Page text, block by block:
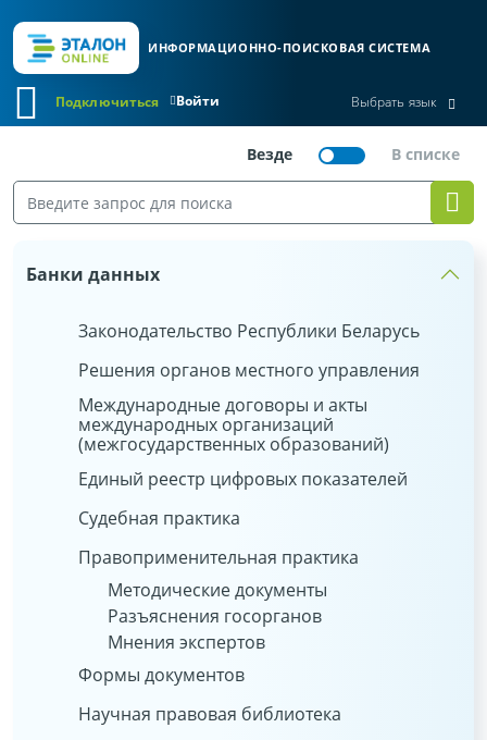
ИНФОРМАЦИОННО-ПОИСКОВАЯ СИСТЕМА
Войти
Подключиться Выбрать язык
Банки данных
Законодательство Республики Беларусь
Решения органов местного управления
Международные договоры и акты
международных организаций
(межгосударственных образований)
Единый реестр цифровых показателей
Судебная практика
Правоприменительная практика
Методические документы
Разъяснения госорганов
Мнения экспертов
Формы документов
Научная правовая библиотека